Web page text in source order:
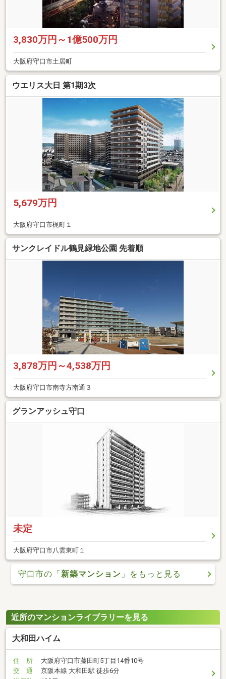
3,830万円～1億500万円
大阪府守口市土居町
ウエリス大日 第1期3次
5,679万円
大阪府守口市梶町１
サンクレイドル鶴見緑地公園 先着順
3,878万円～4,538万円
大阪府守口市南寺方南通３
グランアッシュ守口
未定
大阪府守口市八雲東町１
守口市の「新築マンション 」をもっと見る
近所のマンションライブラリーを見る
大和田ハイム
住 所
大阪府守口市藤田町5丁目14番10号
交 通
京阪本線 大和田駅 徒歩6分